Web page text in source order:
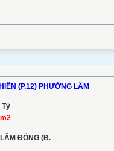
(P.12) PHƯỜNG LÂM
Tỷ
ĐỒNG (B.